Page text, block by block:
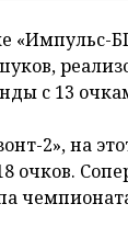
«Импульс-
с 13
2», на
очков.